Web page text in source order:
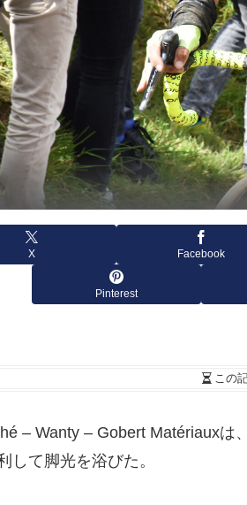
X Facebook
Pinterest
この
– Wanty – Gobert Matériauxは
して脚光を浴びた。